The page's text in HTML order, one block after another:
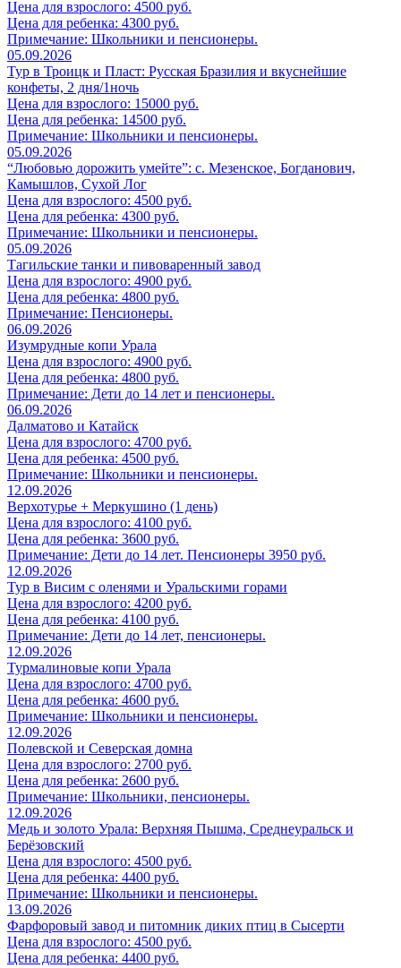
Цена для взрослого: 4500 руб.
Цена для ребенка: 4300 руб.
Примечание: Школьники и пенсионеры.
05.09.2026
Тур в Троицк и Пласт: Русская Бразилия и вкуснейшие
конфеты, 2 дня/1ночь
Цена для взрослого: 15000 руб.
Цена для ребенка: 14500 руб.
Примечание: Школьники и пенсионеры.
05.09.2026
“Любовью дорожить умейте”: с. Мезенское, Богданович,
Камышлов, Сухой Лог
Цена для взрослого: 4500 руб.
Цена для ребенка: 4300 руб.
Примечание: Школьники и пенсионеры.
05.09.2026
Тагильские танки и пивоваренный завод
Цена для взрослого: 4900 руб.
Цена для ребенка: 4800 руб.
Примечание: Пенсионеры.
06.09.2026
Изумрудные копи Урала
Цена для взрослого: 4900 руб.
Цена для ребенка: 4800 руб.
Примечание: Дети до 14 лет и пенсионеры.
06.09.2026
Далматово и Катайск
Цена для взрослого: 4700 руб.
Цена для ребенка: 4500 руб.
Примечание: Школьники и пенсионеры.
12.09.2026
Верхотурье + Меркушино (1 день)
Цена для взрослого: 4100 руб.
Цена для ребенка: 3600 руб.
Примечание: Дети до 14 лет. Пенсионеры 3950 руб.
12.09.2026
Тур в Висим с оленями и Уральскими горами
Цена для взрослого: 4200 руб.
Цена для ребенка: 4100 руб.
Примечание: Дети до 14 лет, пенсионеры.
12.09.2026
Турмалиновые копи Урала
Цена для взрослого: 4700 руб.
Цена для ребенка: 4600 руб.
Примечание: Школьники и пенсионеры.
12.09.2026
Полевской и Северская домна
Цена для взрослого: 2700 руб.
Цена для ребенка: 2600 руб.
Примечание: Школьники, пенсионеры.
12.09.2026
Медь и золото Урала: Верхняя Пышма, Среднеуральск и
Берёзовский
Цена для взрослого: 4500 руб.
Цена для ребенка: 4400 руб.
Примечание: Школьники и пенсионеры.
13.09.2026
Фарфоровый завод и питомник диких птиц в Сысерти
Цена для взрослого: 4500 руб.
Цена для ребенка: 4400 руб.